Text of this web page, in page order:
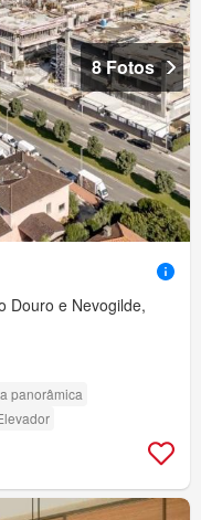
8 Fotos
Douro e Nevogilde,
panorâmica